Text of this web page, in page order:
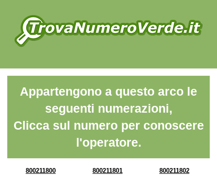
Appartengono a questo arco le
seguenti numerazioni,
Clicca sul numero per conoscere
l'operatore.
800211800 800211801 800211802